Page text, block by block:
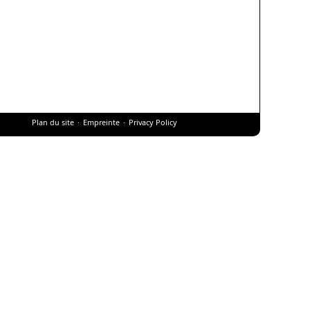
Plan du site Empreinte Privacy Policy